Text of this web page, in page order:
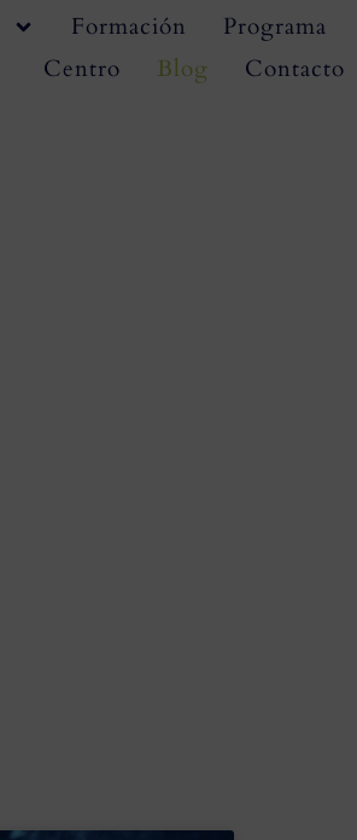
Formación
Programa
Centro
Blog Contacto